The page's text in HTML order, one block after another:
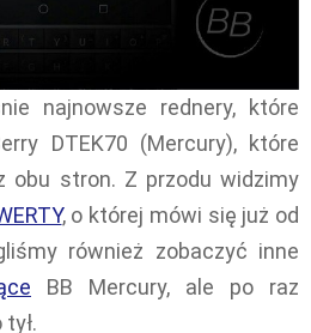
najnowsze rednery, które
DTEK70 (Mercury), które
obu stron. Z przodu widzimy
, o której mówi się już od
również zobaczyć inne
BB Mercury, ale po raz